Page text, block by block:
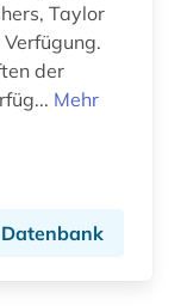
Taylor
der
Mehr